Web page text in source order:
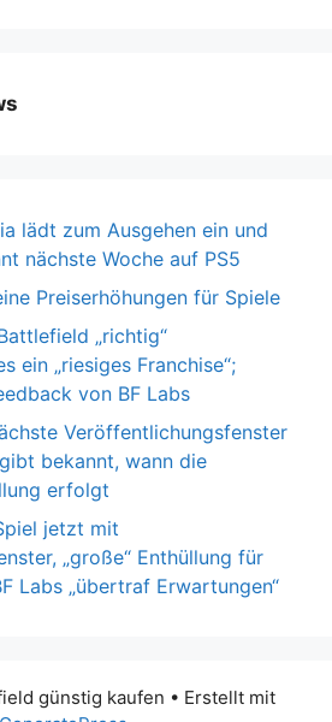
lädt zum Ausgehen ein und
nächste Woche auf PS5
Preiserhöhungen für Spiele
„richtig“
ein „riesiges Franchise“;
von BF Labs
Veröffentlichungsfenster
bekannt, wann die
erfolgt
jetzt mit
„große“ Enthüllung für
Labs „übertraf Erwartungen“
günstig kaufen • Erstellt mit